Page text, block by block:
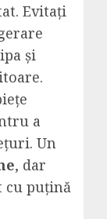
Evitați
și
a
Un
, dar
cu puțină